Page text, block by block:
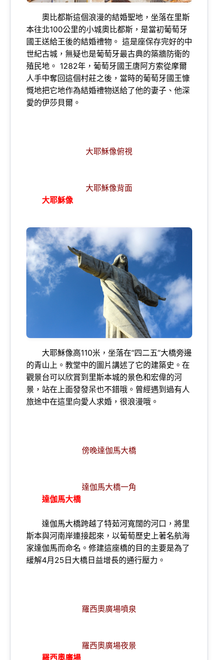
奧比都斯這個浪漫的結婚聖地，坐落在里斯
本往北100公里的小城奧比都斯，是當初葡萄牙
國王送給王後的結婚禮物。 這是座保存完好的中
世紀古城，無疑也是葡萄牙最古典的築牆防衛的
殖民地。 1282年，葡萄牙國王唐阿方索從摩爾
人手中奪回這個村莊之後，當時的葡萄牙國王慷
慨地把它地作為結婚禮物送給了他的妻子、他深
愛的伊莎貝爾。
大耶穌像俯視
大耶穌像背面
大耶穌像
大耶穌像高110米，坐落在“四二五”大橋旁邊
的青山上。教堂中的圖片講述了它的建築史。在
觀景台可以欣賞到里斯本城的景色和宏偉的河
景，站在上面發發呆也不錯哦。曾經遇到過有人
旅途中在這里向愛人求婚，很浪漫哦。
傍晚達伽馬大橋
達伽馬大橋一角
達伽馬大橋
達伽馬大橋跨越了特茹河寬闊的河口，將里
斯本與河南岸連接起來，以葡萄歷史上著名航海
家達伽馬而命名。修建這座橋的目的主要是為了
緩解4月25日大橋日益增長的通行壓力。
羅西奧廣場噴泉
羅西奧廣場夜景
羅西奧廣場